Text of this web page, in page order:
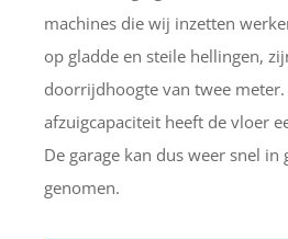
machines die wij inzetten
op gladde en steile hellingen,
doorrijdhoogte van twee
afzuigcapaciteit heeft de vloer
De garage kan dus weer snel
genomen.